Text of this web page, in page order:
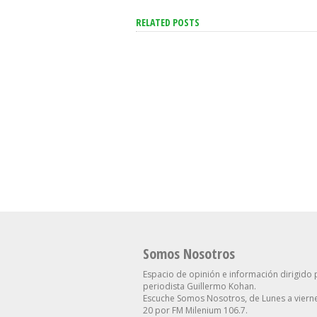
RELATED POSTS
Somos Nosotros
Espacio de opinión e información dirigido
periodista Guillermo Kohan.
Escuche Somos Nosotros, de Lunes a
20 por FM Milenium 106.7.